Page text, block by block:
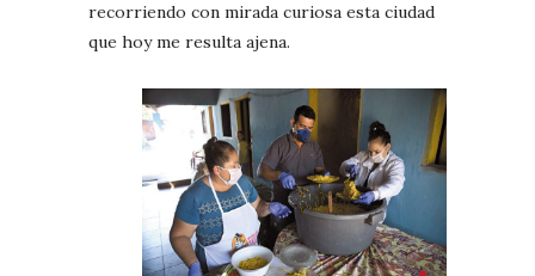
recorriendo con mirada curiosa esta ciudad
que hoy me resulta ajena.